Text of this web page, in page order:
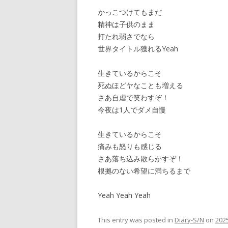
かっこつけてもまだ
精神は子供のまま
打たれ弱さでなら
世界タイトル獲れるYeah
生きているからこそ
死ぬほどヤなことも増える
さあ自虐で笑わすぞ！
今夜は1人でダメ自慢
生きているからこそ
痛みも怒りも感じる
さあ落ち込み散らかすぞ！
根拠のない希望に満ちるまで
Yeah Yeah Yeah
This entry was posted in Diary-S/N on